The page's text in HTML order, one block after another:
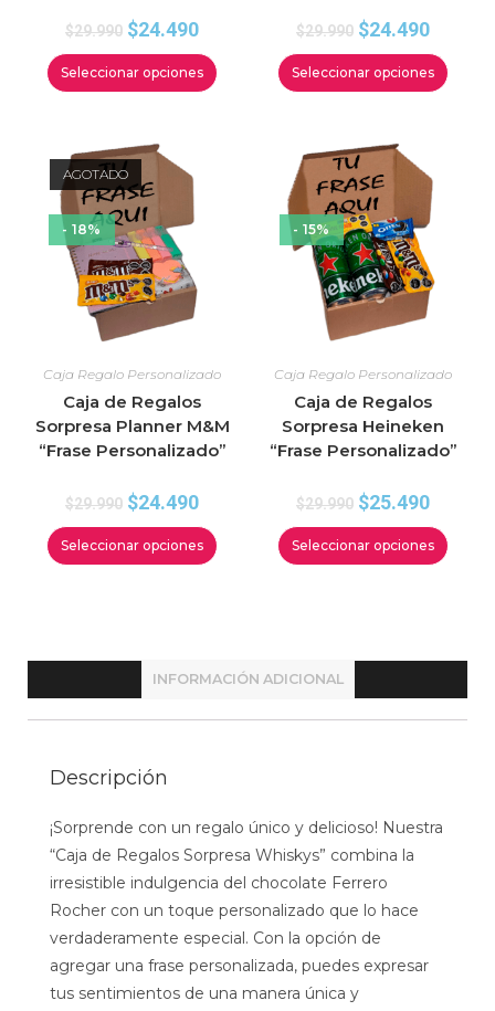
$29.990 $24.490
Seleccionar opciones
$29.990 $24.490
Seleccionar opciones
AGOTADO
- 18%
Caja Regalo Personalizado
Caja de Regalos
Sorpresa Planner M&M
“Frase Personalizado”
$29.990 $24.490
Seleccionar opciones
- 15%
Caja Regalo Personalizado
Caja de Regalos
Sorpresa Heineken
“Frase Personalizado”
$29.990 $25.490
Seleccionar opciones
INFORMACIÓN ADICIONAL
Descripción
¡Sorprende con un regalo único y delicioso! Nuestra
“Caja de Regalos Sorpresa Whiskys” combina la
irresistible indulgencia del chocolate Ferrero
Rocher con un toque personalizado que lo hace
verdaderamente especial. Con la opción de
agregar una frase personalizada, puedes expresar
tus sentimientos de una manera única y